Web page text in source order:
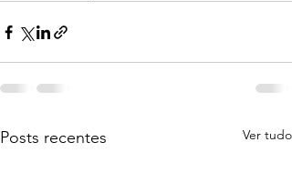
Posts recentes Ver tudo